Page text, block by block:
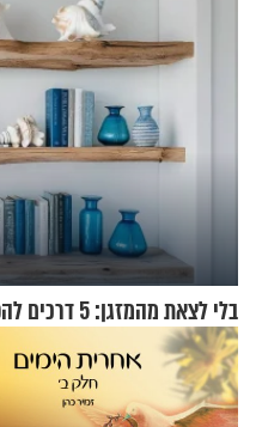
בלי לצאת מהמזגן: 5 דרכים להפוך את הבית לפינת נופש מעוצבת